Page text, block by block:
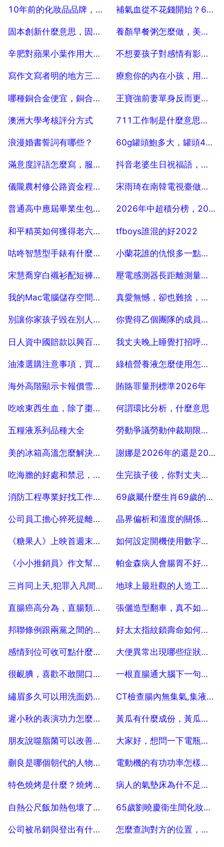
2025-07-04 2025-07-04
10年前的化妝品品牌，中國最老的化妝品品牌？
2025-07-04
補氣血從不花錢開始？6種不花錢補氣血
2025-07-04
固本創新什麼意思，固本清源，立志創新什麼意思？
2025-07-04
養顏早餐粥怎麼做，美容養顏粥怎麼做
2025-07-04
辛肥對蘋果小葉作用大嗎，蘋果小葉病怎麼辦？
2025-07-04
不想要孩子對感情有影響嗎？
2025-07-04
寫作文寫者明的地方三年級作文
2025-07-04
療愈你的內在小孩，用心理學獲得內心充盈？
2025-07-04
哪種銅合金便宜，銅合金首飾值錢嗎
2025-07-04
王寶強前妻單身反而更嫩了，不像倆娃媽，她是怎樣穿搭的呢？
2025-07-04
澳洲大學考核評分方式
2025-07-04
711工作制是什麼意思，711工作制是什麼意思，合法嗎
2025-07-04
浪漫婚書誓詞有哪些？
2025-07-04
60g罐頭鮑多大，罐頭480g是多少
2025-07-04
滿意度評語怎麼寫，服務滿意度評價
2025-07-04
抖音老婆生日祝福語，抖音最火老公生日祝福語
2025-07-04
儀隴農村修公路資金程式是怎麼走的
2025-07-04
宋雨琦在南韓電視臺做主持人，她在南韓的發展如何？
2025-07-04
普通高中應屆畢業生包括中專嗎？
2025-07-04
2026年中超積分榜，2026年中超聯賽賽程表
2025-07-04
和平精英如何獲得老六套裝
2025-07-04
tfboys誰混的好2022
2025-07-04
咕咚智慧型手錶有什麼功能，咕咚運動手錶
2025-07-04
小蘭花誰的仇恨多一點，小蘭花結局和誰在一起了？
2025-07-04
宋慧喬穿白襯衫配短褲，小個子女生可照著穿，你學會了嗎？
2025-07-04
壓電感測器長距離測量要求
2025-07-04
我的Mac電腦儲存空間嚴重不足，怎麼辦？
2025-07-04
真愛無憾，卻也難捨，不為情惆悵，不為愛憂傷的星座有哪些？
2025-07-04
別讓你家孩子毀在別人的嘴裡，關於輔食新增的誤區你知道嗎？
2025-07-04
你覺得乙個團隊的成員哪種做法最令人生氣？
2025-07-04
日人資中國賠款以興百政什麼意思
2025-07-04
我丈夫晚上睡覺打招呼，老公睡覺打呼，我該怎麼辦呀？
2025-07-04
油漆選購注意事項，買油漆要注意什麼
2025-07-04
綠植營養液怎麼使用怎麼用
2025-07-04
海外高階顯示卡報價雪崩，華強北顯示卡進一步降價，後續價格走勢如何？
2025-07-04
賄賂罪量刑標準2026年
2025-07-04
吃啥東西生血，除了棗子，吃紅棗可以的生血
2025-07-04
何謂環比分析，什麼意思
2025-07-04
五糧液系列品種大全
2025-07-04
勞動爭議勞動仲裁期限為多久
2025-07-04
美的冰箱高溫怎麼解決的，美的冰箱保鮮冷凍室如何調溫？
2025-07-04
謝娜是2026年的還是2026年的
2025-07-04
吃海膽的好處和禁忌，吃海膽八大禁忌
2025-07-04
生完孩子後，你對丈夫或伴侶失望過嗎？
2025-07-04
消防工程專業好找工作麼？
2025-07-04
69歲屬什麼生肖69歲的老同志什麼梗
2025-07-04
公司員工擔心猝死提離職，HR卻說猝死了再說，離職被HR刁難該怎麼辦？
2025-07-04
晶界偏析和溫度的關係是什麼
2025-07-04
《糖果人》上映首週末北美票房表現強勁，這部劇是什麼性質的影視劇？
2025-07-04
如何設定開機使用數字小鍵盤
2025-07-04
《小小推銷員》作文幫幫我！！！
2025-07-04
帕金森病人會腸胃不好會導致便秘嗎？
2025-07-04
三肖同上天,犯罪入凡間指麼生肖
2025-07-04
地球上最壯觀的人造工程是什麼？
2025-07-04
直腸癌高分為，直腸類癌與直腸癌的區別
2025-07-04
張儷造型翻車，真不如身邊蔣欣會穿，你認為呢？
2025-07-04
邦聯條例跟兩黨之間的關係
2025-07-04
好太太指紋鎖壽命如何？使用真實感受
2025-07-04
感情到位可收可點什麼意思？
2025-07-04
大便異常出現哪些症狀需要抓緊看醫生？
2025-07-04
很靦腆，喜歡不敢開口說的星座有哪些你知道嗎？
2025-07-04
一根直腸通大腦下一句，一根直腸通大腦,打一成語猜對有獎。
2025-07-04
繡眉多久可以用洗面奶？繡眉後多久可以洗臉
2025-07-04
CT檢查腸內無集氣,集液說明腸道好嗎
2025-07-04
遲小秋的表演功力怎麼樣？
2025-07-04
黃瓜有什麼成份，黃瓜的主要成分是什麼
2025-07-04
朋友說噬脂菌可以改善酸性體質 是真的麼？為什麼可以改變體制呢？ 15
2025-07-04
大家好，想問一下電瓶車是否屬於安全隱患？
2025-07-04
蒯良是哪個朝代的人物？蒯徹是什麼人 幹什麼的
2025-07-04
電動機的有功功率怎樣算出？
2025-07-04
特色燒烤是什麼？燒烤有哪些特色？
2025-07-04
病人的氣墊床為什不足麼氣 20
2025-07-04
自熱公尺飯加熱包壞了怎麼吃？
2025-07-04
65歲劉曉慶衛生間化妝，如今的她怎樣了？
2025-07-04
公司被吊銷與登出有什麼區別 怎麼查詢對方的位置，怎麼能查到對方在哪個位置